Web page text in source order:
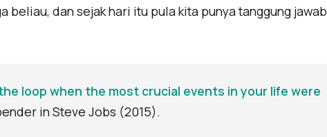
beliau, dan sejak hari itu pula kita punya tanggung jawab
loop when the most crucial events in your life were
in Steve Jobs (2015).